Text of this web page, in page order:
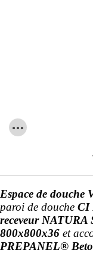
Espace de douche
paroi de douche CI
receveur NATURA
800x800x36 et
PREPANEL®